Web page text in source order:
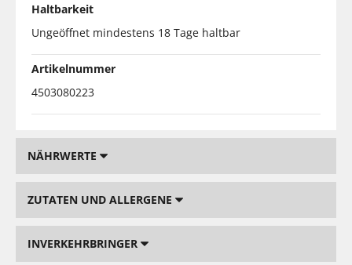
Haltbarkeit
Ungeöffnet mindestens 18 Tage haltbar
Artikelnummer
4503080223
NÄHRWERTE
ZUTATEN UND ALLERGENE
INVERKEHRBRINGER